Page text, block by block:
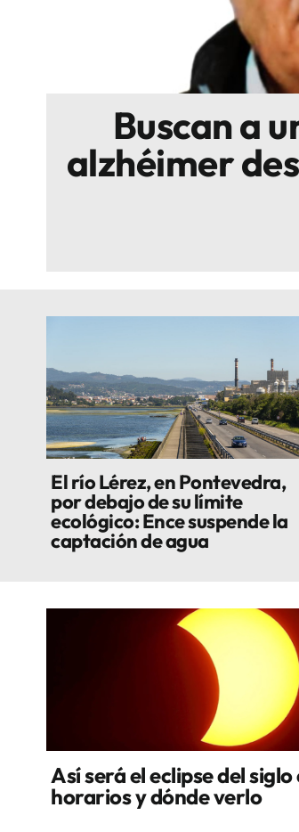
Buscan a
alzhéimer
El río Lérez, en Pontevedra,
por debajo de su límite
ecológico: Ence suspende la
captación de agua
Así será el eclipse del
horarios y dónde verlo